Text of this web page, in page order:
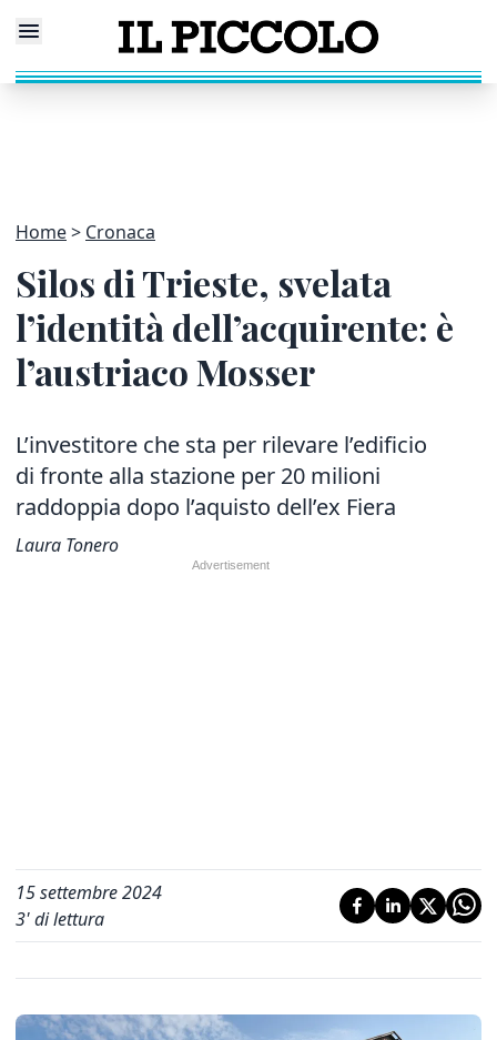
Home Cronaca
Silos di Trieste, svelata
l’identità dell’acquirente: è
l’austriaco Mosser
L’investitore che sta per rilevare l’edificio
di fronte alla stazione per 20 milioni
raddoppia dopo l’aquisto dell’ex Fiera
Laura Tonero
15 settembre 2024
3' di lettura